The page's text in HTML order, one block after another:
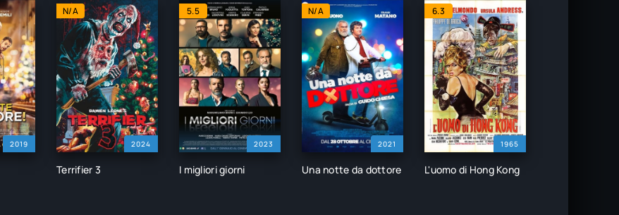
2019 2024
N/A
Terrifier 3
2023
5.5
I migliori giorni
2021
N/A
Una notte da dottore
1965
6.3
L'uomo di Hong Kong